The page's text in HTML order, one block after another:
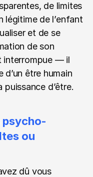
de limites
légitime de l’enfant
et de se
de son
interrompue — il
d’un être humain
puissance d’être.
ou
dû vous